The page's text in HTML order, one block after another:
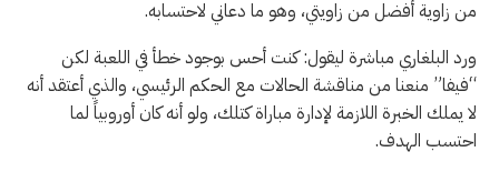
من زاوية أفضل من زاويتي، وهو ما دعاني لاحتسابه.
ورد البلغاري مباشرة ليقول: كنت أحس بوجود خطأ في اللعبة لكن
“فيفا” منعنا من مناقشة الحالات مع الحكم الرئيسي، والذي أعتقد أنه
لا يملك الخبرة اللازمة لإدارة مباراة كتلك، ولو أنه كان أوروبياً لما
احتسب الهدف.